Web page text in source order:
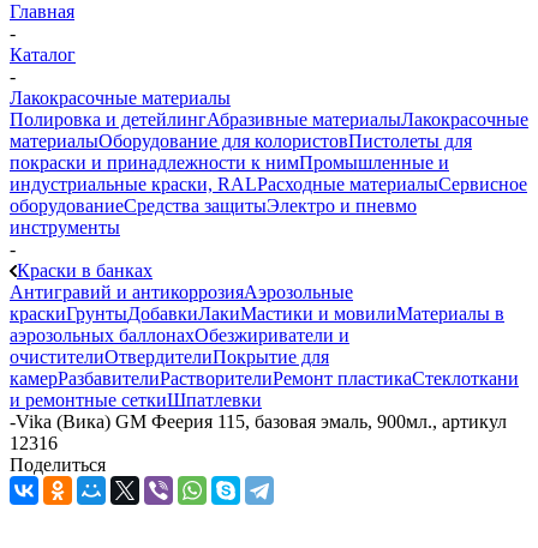
Главная
-
Каталог
-
Лакокрасочные материалы
Полировка и детейлингАбразивные материалыЛакокрасочные
материалыОборудование для колористовПистолеты для
покраски и принадлежности к нимПромышленные и
индустриальные краски, RALРасходные материалыСервисное
оборудованиеСредства защитыЭлектро и пневмо
инструменты
-
Краски в банках
Антигравий и антикоррозияАэрозольные
краскиГрунтыДобавкиЛакиМастики и мовилиМатериалы в
аэрозольных баллонахОбезжириватели и
очистителиОтвердителиПокрытие для
камерРазбавителиРастворителиРемонт пластикаСтеклоткани
и ремонтные сеткиШпатлевки
-Vika (Вика) GM Феерия 115, базовая эмаль, 900мл., артикул
12316
Поделиться